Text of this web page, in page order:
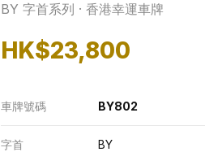
BY 字首系列 · 香港幸運車牌
HK$23,800
車牌號碼 BY802
字首 BY